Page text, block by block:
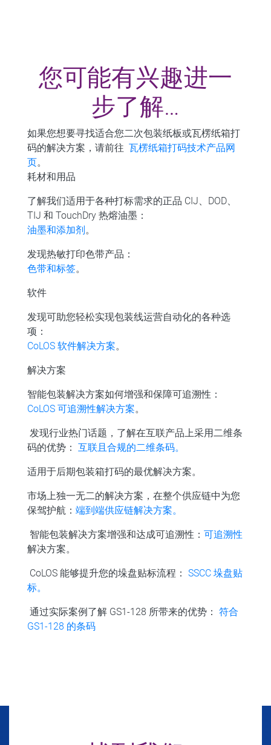
您可能有兴趣进一
步了解…
如果您想要寻找适合您二次包装纸板或瓦楞纸箱打
码的解决方案，请前往 瓦楞纸箱打码技术产品网
页。
耗材和用品
了解我们适用于各种打标需求的正品 CIJ、DOD、
TIJ 和 TouchDry 热熔油墨：
油墨和添加剂 。
发现热敏打印色带产品：
色带和标签。
软件
发现可助您轻松实现包装线运营自动化的各种选
项：
CoLOS 软件解决方案。
解决方案
智能包装解决方案如何增强和保障可追溯性：
CoLOS 可追溯性解决方案。
发现行业热门话题，了解在互联产品上采用二维条
码的优势： 互联且合规的二维条码。
适用于后期包装箱打码的最优解决方案。
市场上独一无二的解决方案，在整个供应链中为您
保驾护航： 端到端供应链解决方案。
智能包装解决方案增强和达成可追溯性： 可追溯性
解决方案。
CoLOS 能够提升您的垛盘贴标流程： SSCC 垛盘贴
标。
通过实际案例了解 GS1-128 所带来的优势： 符合
GS1-128 的条码